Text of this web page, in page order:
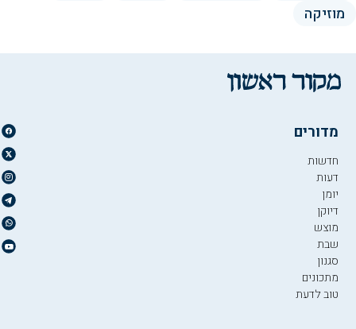
מוזיקה
מדורים
חדשות
דעות
יומן
דיוקן
מוצש
שבת
סגנון
מתכונים
טוב לדעת